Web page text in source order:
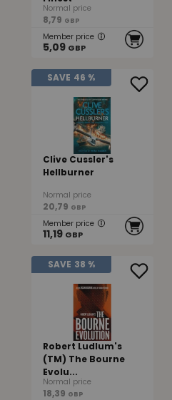
Normal price
8,79 GBP
Member price
5,09 GBP
SAVE 46 %
Clive Cussler's
Hellburner
Normal price
20,79 GBP
Member price
11,19 GBP
SAVE 38 %
Robert Ludlum's
(TM) The Bourne
Evolu...
Normal price
18,39 GBP